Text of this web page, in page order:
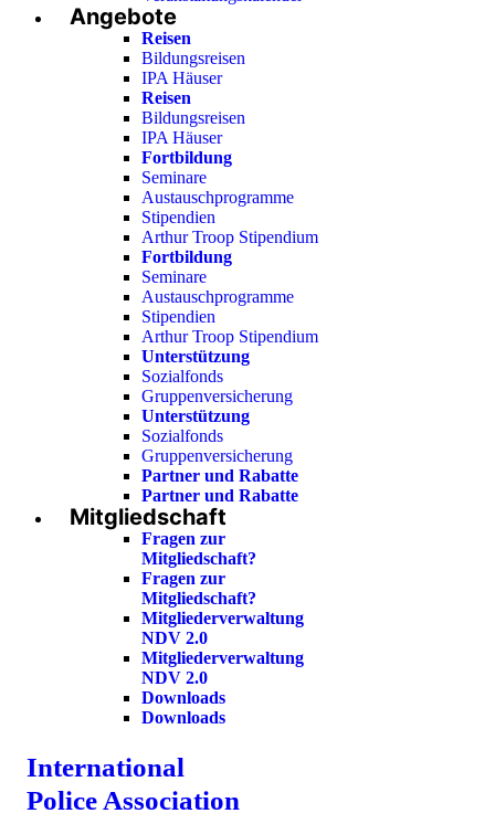
Angebote
Reisen
Bildungsreisen
IPA Häuser
Reisen
Bildungsreisen
IPA Häuser
Fortbildung
Seminare
Austauschprogramme
Stipendien
Arthur Troop Stipendium
Fortbildung
Seminare
Austauschprogramme
Stipendien
Arthur Troop Stipendium
Unterstützung
Sozialfonds
Gruppenversicherung
Unterstützung
Sozialfonds
Gruppenversicherung
Partner und Rabatte
Partner und Rabatte
Mitgliedschaft
Fragen zur
Mitgliedschaft?
Fragen zur
Mitgliedschaft?
Mitgliederverwaltung
NDV 2.0
Mitgliederverwaltung
NDV 2.0
Downloads
Downloads
International
Police Association